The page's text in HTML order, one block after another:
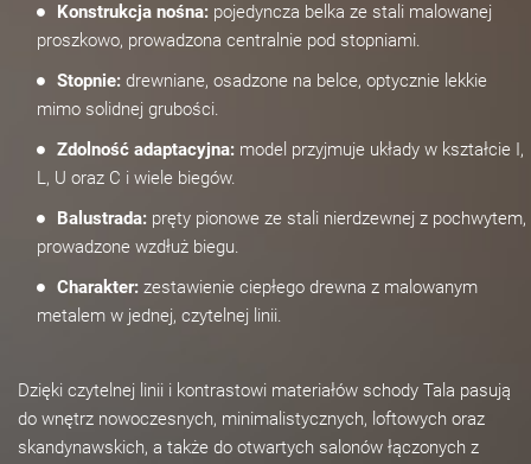
Konstrukcja nośna: pojedyncza belka ze stali malowanej
proszkowo, prowadzona centralnie pod stopniami.
Stopnie: drewniane, osadzone na belce, optycznie lekkie
mimo solidnej grubości.
Zdolność adaptacyjna: model przyjmuje układy w kształcie I,
L, U oraz C i wiele biegów.
Balustrada: pręty pionowe ze stali nierdzewnej z pochwytem,
prowadzone wzdłuż biegu.
Charakter: zestawienie ciepłego drewna z malowanym
metalem w jednej, czytelnej linii.
Dzięki czytelnej linii i kontrastowi materiałów schody Tala pasują
do wnętrz nowoczesnych, minimalistycznych, loftowych oraz
skandynawskich, a także do otwartych salonów łączonych z